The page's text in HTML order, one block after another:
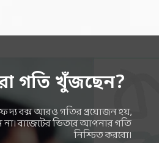
গতি খুঁজছেন?
বক্স আরও গতির প্রয়োজন হয়,
বাজেটের ভিতরে আপনার গতি
নিশ্চিত করবো।